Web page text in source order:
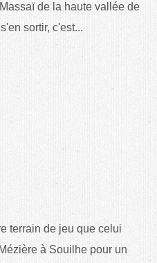
de la haute vallée de
sortir, c'est...
terrain de jeu que celui
à Souilhe pour un